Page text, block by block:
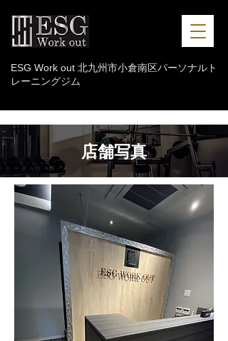
ESG Work out 北九州市小倉南区パーソナルト
レーニングジム
店舗写真